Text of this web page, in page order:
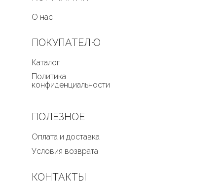
О нас
ПОЛЕЗНОЕ
Оплата и доставка
Условия возврата
ПОКУПАТЕЛЮ
Каталог
Политика
конфиденциальности
КОНТАКТЫ